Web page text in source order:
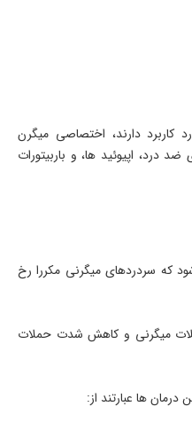
کاربرد دارند، اختصاصی میگرن
ضد درد، اپیوئید ها، و باربیتورات
که سردردهای میگرنی مکررا رخ
میگرنی و کاهش شدت حملات
درمان ها عبارتند از: